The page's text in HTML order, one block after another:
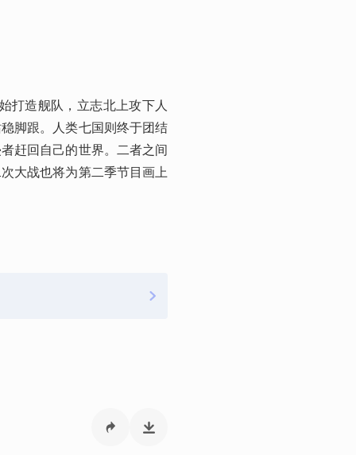
打造舰队，立志北上攻下人
脚跟。人类七国则终于团结
赶回自己的世界。二者之间
大战也将为第二季节目画上